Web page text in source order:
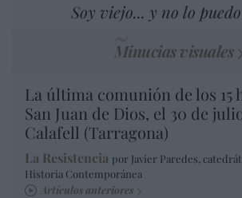
Soy viejo... y no lo
Minucias visuales
La última comunión de los 15
San Juan de Dios, el 30 de
Calafell (Tarragona)
La Resistencia por Javier Paredes,
Historia Contemporánea
Artículos anteriores